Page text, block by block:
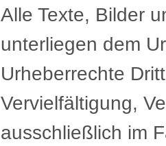
Alle Texte, Bilder
unterliegen dem
Urheberrechte
Vervielfältigung,
ausschließlich im